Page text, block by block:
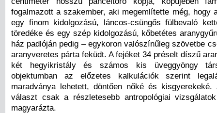
fogalmazott a szakember, aki megemlítette még, hogy
egy finom kidolgozású, láncos-csüngős fülbevaló
töredéke és egy szép kidolgozású, kőbetétes
ház padlóján pedig – egykoron valószínűleg szövetbe
aranyveretes párta feküdt. A fejéket 34 préselt díszű
két hegyikristály és számos kis üveggyöngy
objektumban az előzetes kalkulációk szerint
maradványa lehetett, döntően nőké és
választ csak a részletesebb antropológiai
magyarázta.